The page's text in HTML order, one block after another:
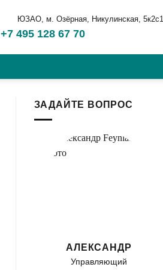
ЮЗАО, м. Озёрная, Никулинская, 5к2с1
+7 495 128 67 70
ЗАДАЙТЕ ВОПРОС
АЛЕКСАНДР
Управляющий